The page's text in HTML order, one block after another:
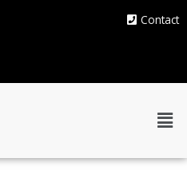
Contact